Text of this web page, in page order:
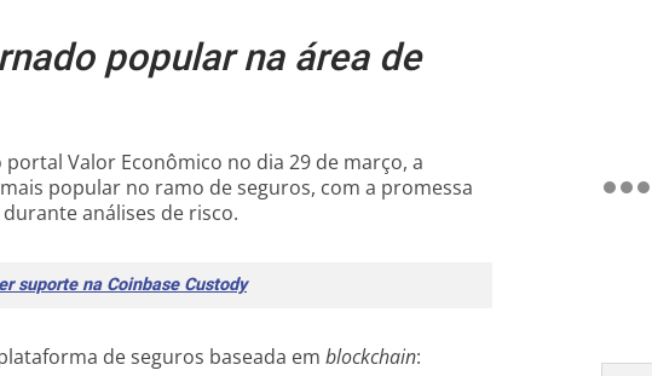
popular na área de
Valor Econômico no dia 29 de março, a
popular no ramo de seguros, com a promessa
análises de risco.
suporte na Coinbase Custody
de seguros baseada em blockchain: